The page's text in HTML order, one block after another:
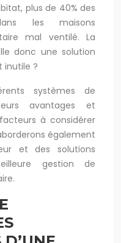
plus de 40% des
les maisons
mal ventilé. La
donc une solution
inutile ?
systèmes de
avantages et
à considérer
également
et des solutions
gestion de